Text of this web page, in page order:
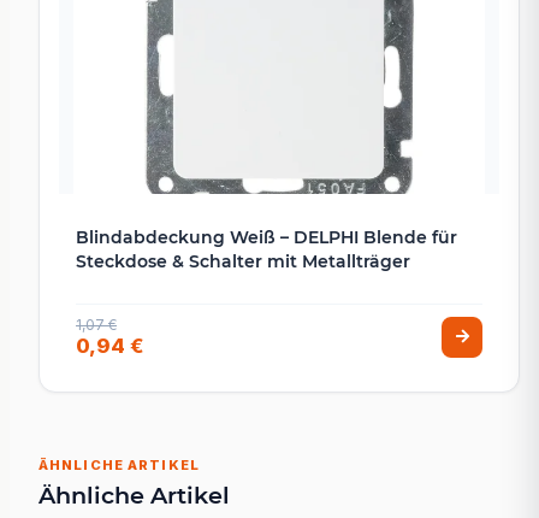
Blindabdeckung Weiß – DELPHI Blende für
Steckdose & Schalter mit Metallträger
1,07 €
0,94 €
ÄHNLICHE ARTIKEL
Ähnliche Artikel